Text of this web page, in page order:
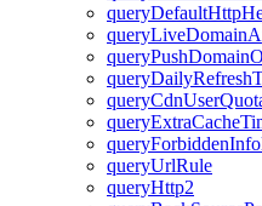
queryUrlRule
queryHttp2